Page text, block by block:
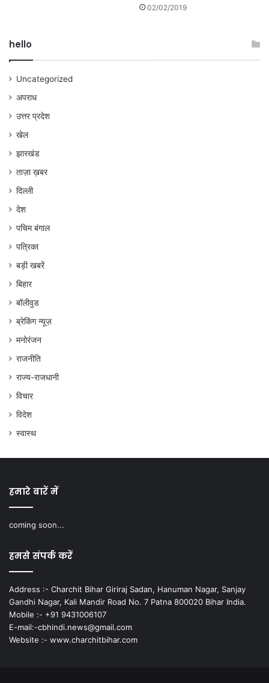
02/02/2019
hello
Uncategorized
अपराध
उत्तर प्रदेश
खेल
झारखंड
ताज़ा ख़बर
दिल्ली
देश
पचिम बंगाल
पत्रिका
बड़ी खबरें
बिहार
बॉलीवुड
ब्रेकिंग न्यूज़
मनोरंजन
राजनीति
राज्य-राजधानी
विचार
विदेश
स्वास्थ
हमारे बारें में
coming soon...
हमसे संपर्क करें
Address :- Charchit Bihar Giriraj Sadan, Hanuman Nagar, Sanjay
Gandhi Nagar, Kali Mandir Road No. 7 Patna 800020 Bihar India.
Mobile :- +91 9431006107
E-mail:-cbhindi.news@gmail.com
Website :- www.charchitbihar.com